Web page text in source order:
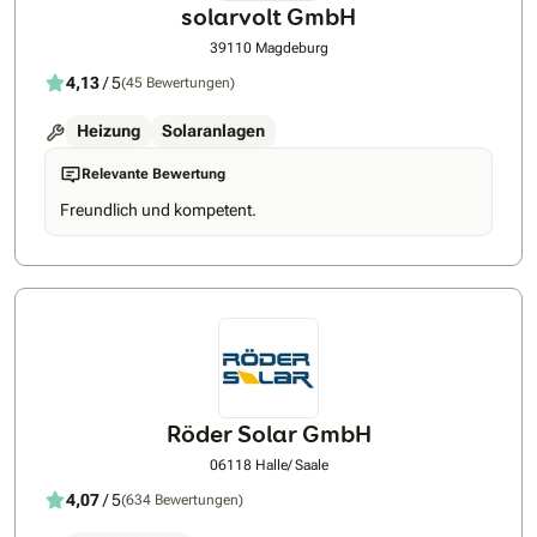
solarvolt GmbH
39110 Magdeburg
4,13/ 5(45 Bewertungen)
Heizung Solaranlagen
Relevante Bewertung
Freundlich und kompetent.
Röder Solar GmbH
06118 Halle/ Saale
4,07/ 5(634 Bewertungen)